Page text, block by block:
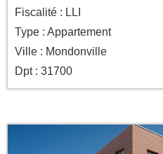
Fiscalité : LLI
Type : Appartement
Ville : Mondonville
Dpt : 31700